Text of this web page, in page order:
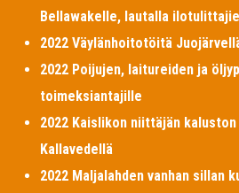
Bellawakelle, lautalla
2022 Väylänhoitotöitä
2022 Poijujen, laitureiden ja
toimeksiantajille
2022 Kaislikon niittäjän
Kallavedellä
2022 Maljalahden vanhan sillan